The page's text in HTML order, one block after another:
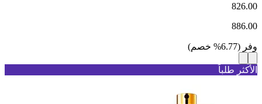
826.00
886.00
وفر (
6.77
% خصم)
الأكثر طلباً